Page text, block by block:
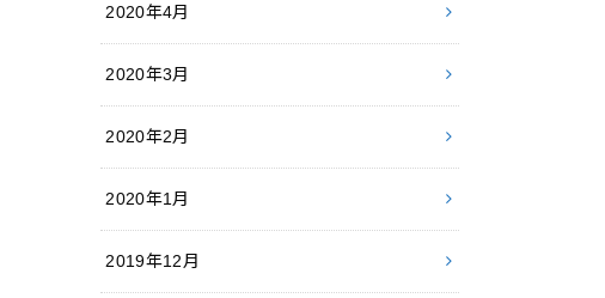
2020年4月
2020年3月
2020年2月
2020年1月
2019年12月